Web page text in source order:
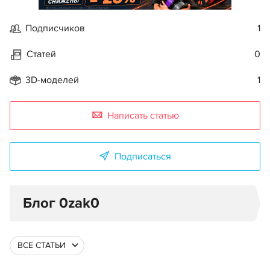
Подписчиков 1
Статей 0
3D-моделей 1
Написать статью
Подписаться
Блог 0zak0
ВСЕ СТАТЬИ